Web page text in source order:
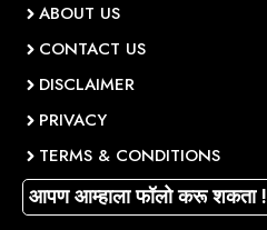
ABOUT US
CONTACT US
DISCLAIMER
PRIVACY
TERMS & CONDITIONS
आपण आम्हाला फॉलो करू शकता !